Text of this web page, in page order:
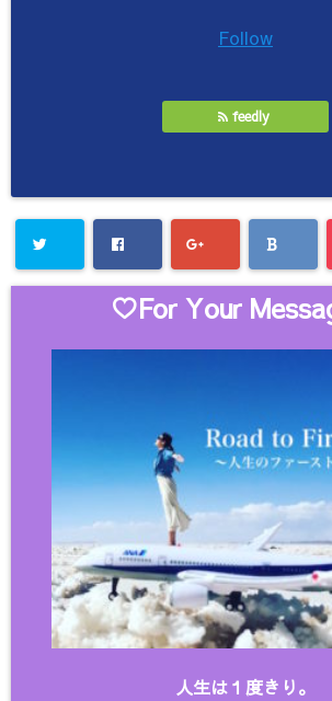
Follow
feedly
♡For Your
人生は１度きり。